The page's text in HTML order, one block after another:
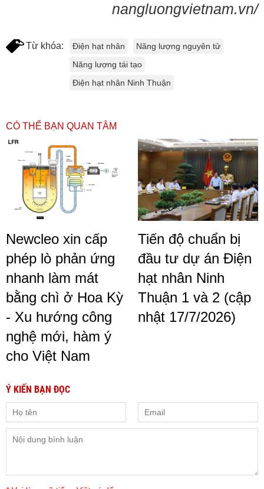
nangluongvietnam.vn/
Từ khóa: Điện hạt nhân
Năng lượng nguyên tử
Năng lượng tái tạo
Điện hạt nhân Ninh Thuận
CÓ THỂ BẠN QUAN TÂM
Newcleo xin cấp
phép lò phản ứng
nhanh làm mát
bằng chì ở Hoa Kỳ
- Xu hướng công
nghệ mới, hàm ý
cho Việt Nam
Tiến độ chuẩn bị
đầu tư dự án Điện
hạt nhân Ninh
Thuận 1 và 2 (cập
nhật 17/7/2026)
Ý KIẾN BẠN ĐỌC